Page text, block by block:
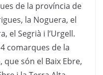
de la província de
la Noguera, el
el Segrià i l’Urgell.
comarques de la
són el Baix Ebre,